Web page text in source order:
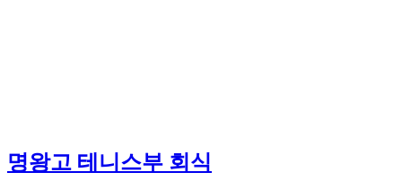
명왕고 테니스부 회식